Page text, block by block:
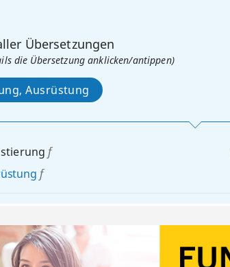
Übersetzungen
die Übersetzung anklicken/antippen)
Ausrüstung
f
f